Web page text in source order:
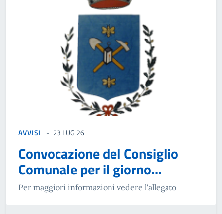
AVVISI 23 LUG 26
Convocazione del Consiglio
Comunale per il giorno...
Per maggiori informazioni vedere l'allegato